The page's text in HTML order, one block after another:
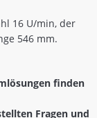
16 U/min, der
546 mm.
finden
Fragen und